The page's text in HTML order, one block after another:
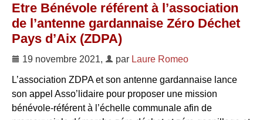
Etre Bénévole référent à l’association
de l’antenne gardannaise Zéro Déchet
Pays d’Aix (ZDPA)
19 novembre 2021, par Laure Romeo
L’association ZDPA et son antenne gardannaise lance
son appel Asso’lidaire pour proposer une mission
bénévole-référent à l’échelle communale afin de